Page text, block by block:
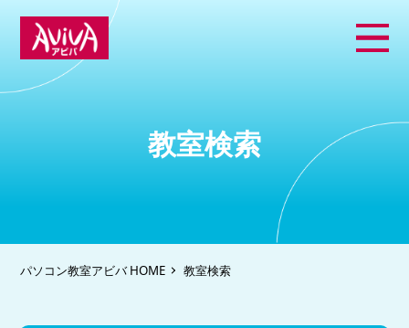
教室検索
パソコン教室アビバ HOME 教室検索